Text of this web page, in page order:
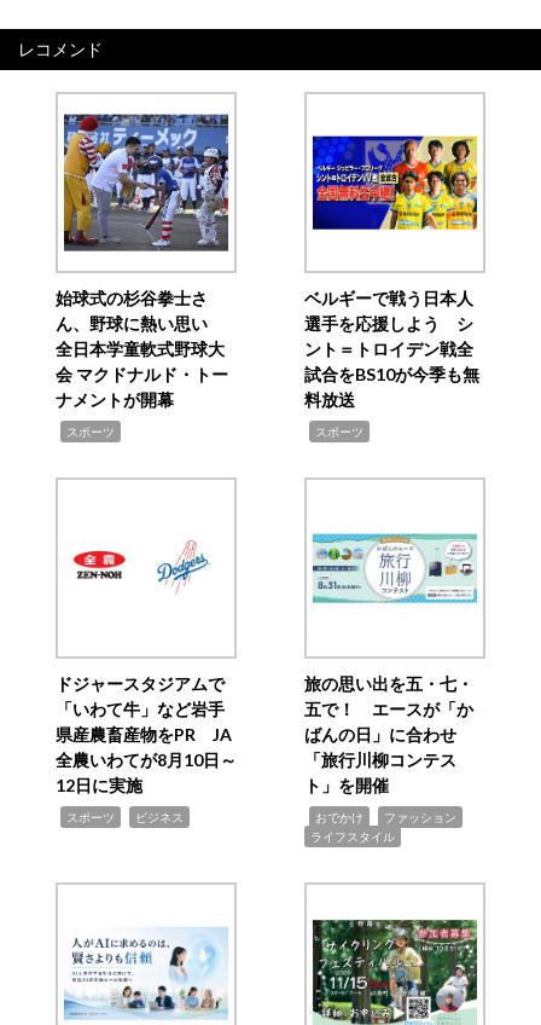
レコメンド
始球式の杉谷拳士さ
ん、野球に熱い思い
全日本学童軟式野球大
会 マクドナルド・トー
ナメントが開幕
スポーツ
ベルギーで戦う日本人
選手を応援しよう シ
ント＝トロイデン戦全
試合をBS10が今季も無
料放送
スポーツ
ドジャースタジアムで
「いわて牛」など岩手
県産農畜産物をPR JA
全農いわてが8月10日～
12日に実施
スポーツ ビジネス
旅の思い出を五・七・
五で！ エースが「か
ばんの日」に合わせ
「旅行川柳コンテス
ト」を開催
おでかけ ファッション
ライフスタイル